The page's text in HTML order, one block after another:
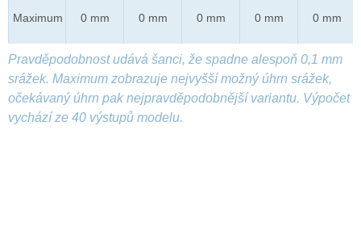
Maximum 0 mm 0 mm 0 mm 0 mm 0 mm
Pravděpodobnost udává šanci, že spadne alespoň 0,1 mm
srážek. Maximum zobrazuje nejvyšší možný úhrn srážek,
očekávaný úhrn pak nejpravděpodobnější variantu. Výpočet
vychází ze 40 výstupů modelu.